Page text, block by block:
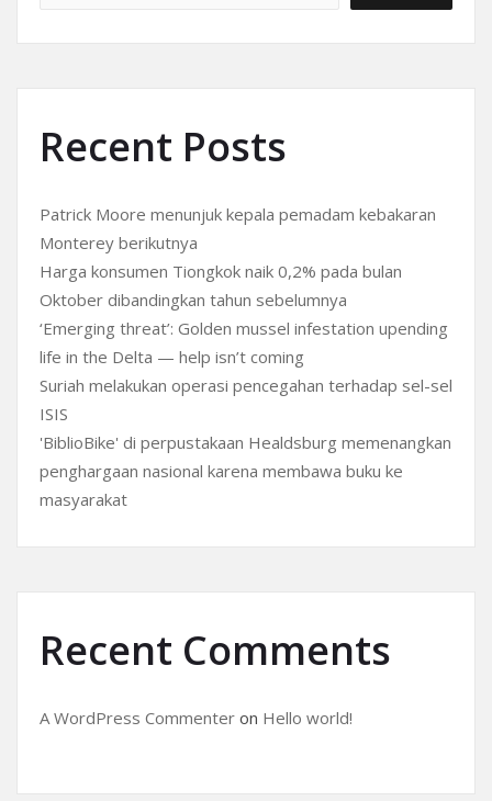
Recent Posts
Patrick Moore menunjuk kepala pemadam kebakaran
Monterey berikutnya
Harga konsumen Tiongkok naik 0,2% pada bulan
Oktober dibandingkan tahun sebelumnya
‘Emerging threat’: Golden mussel infestation upending
life in the Delta — help isn’t coming
Suriah melakukan operasi pencegahan terhadap sel-sel
ISIS
'BiblioBike' di perpustakaan Healdsburg memenangkan
penghargaan nasional karena membawa buku ke
masyarakat
Recent Comments
A WordPress Commenter on Hello world!